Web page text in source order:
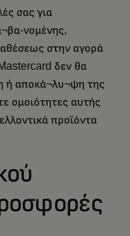
σας για
νομένης,
στην αγορά
δεν θα
ή αποκά¬λυ¬ψη της
ομοιότητες αυτής
προϊόντα